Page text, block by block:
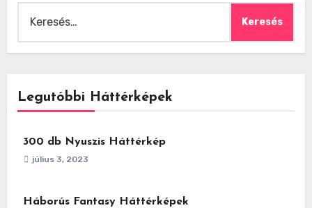
Legutóbbi Háttérképek
300 db Nyuszis Háttérkép
július 3, 2023
Háborús Fantasy Háttérképek